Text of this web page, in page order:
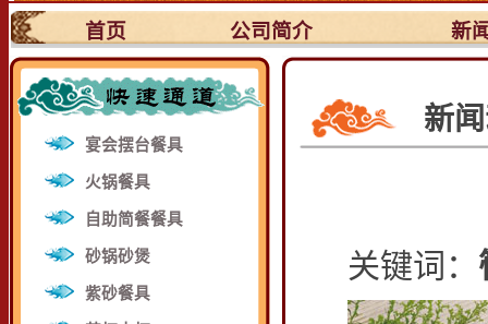
首页 公司简介 新
宴会摆台餐具
火锅餐具
自助简餐餐具
砂锅砂煲
紫砂餐具
新
关键词：